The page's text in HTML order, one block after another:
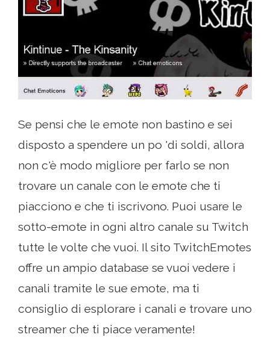
Se pensi che le emote non bastino e sei
disposto a spendere un po 'di soldi, allora
non c'è modo migliore per farlo se non
trovare un canale con le emote che ti
piacciono e che ti iscrivono. Puoi usare le
sotto-emote in ogni altro canale su Twitch
tutte le volte che vuoi. Il sito TwitchEmotes
offre un ampio database se vuoi vedere i
canali tramite le sue emote, ma ti
consiglio di esplorare i canali e trovare uno
streamer che ti piace veramente!